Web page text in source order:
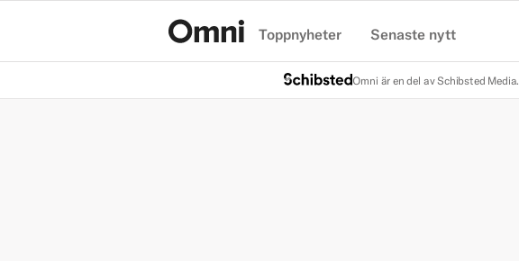
Toppnyheter Senaste nytt
Omni är en del av Schibsted Media.